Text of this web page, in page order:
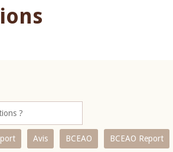
Avis BCEAO BCEAO Report